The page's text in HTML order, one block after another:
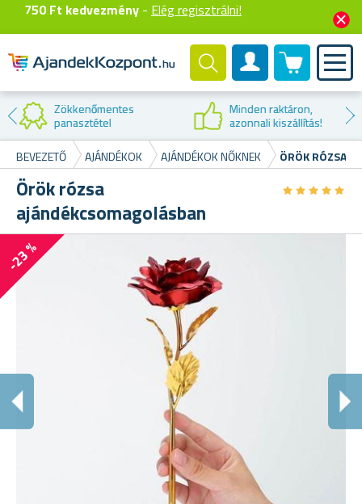
750 Ft kedvezmény - Elég regisztrálni!
Felhasználók fiók
0 termék
Kedvezmény az
első vásárláskor
BEVEZETŐ AJÁNDÉKOK AJÁNDÉKOK NŐKNEK ÖRÖK RÓZSA
Örök rózsa
ajándékcsomagolásban
★★★★★
★★★★★
-23 %